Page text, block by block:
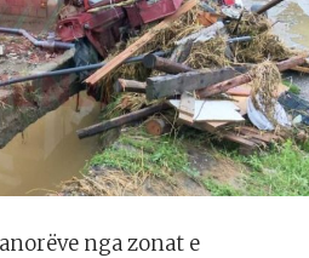
nga zonat e